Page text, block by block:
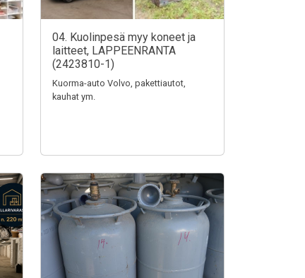
04. Kuolinpesä myy koneet ja
laitteet, LAPPEENRANTA
(2423810-1)
Kuorma-auto Volvo, pakettiautot,
kauhat ym.